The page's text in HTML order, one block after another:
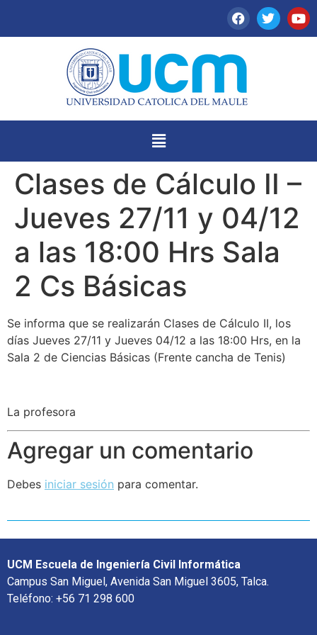
Clases de Cálculo II –
Jueves 27/11 y 04/12
a las 18:00 Hrs Sala
2 Cs Básicas
Se informa que se realizarán Clases de Cálculo II, los
días Jueves 27/11 y Jueves 04/12 a las 18:00 Hrs, en la
Sala 2 de Ciencias Básicas (Frente cancha de Tenis)
La profesora
Agregar un comentario
Debes iniciar sesión para comentar.
UCM Escuela de Ingeniería Civil Informática
Campus San Miguel, Avenida San Miguel 3605, Talca.
Teléfono: +56 71 298 600